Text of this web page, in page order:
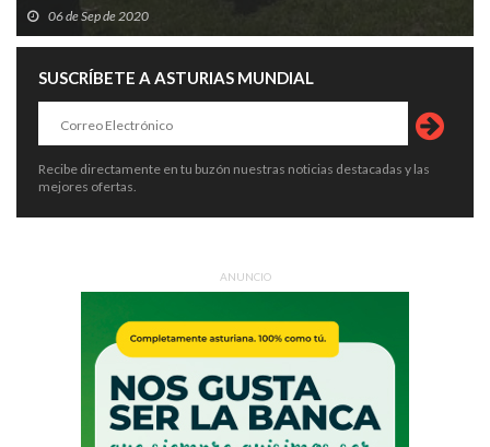
06 de Sep de 2020
SUSCRÍBETE A ASTURIAS MUNDIAL
Recibe directamente en tu buzón nuestras noticias destacadas y las
mejores ofertas.
ANUNCIO